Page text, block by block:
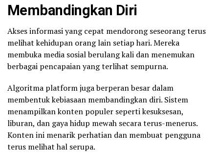
Membandingkan Diri
Akses informasi yang cepat mendorong seseorang terus
melihat kehidupan orang lain setiap hari. Mereka
membuka media sosial berulang kali dan menemukan
berbagai pencapaian yang terlihat sempurna.
Algoritma platform juga berperan besar dalam
membentuk kebiasaan membandingkan diri. Sistem
menampilkan konten populer seperti kesuksesan,
liburan, dan gaya hidup mewah secara terus-menerus.
Konten ini menarik perhatian dan membuat pengguna
terus melihat hal serupa.